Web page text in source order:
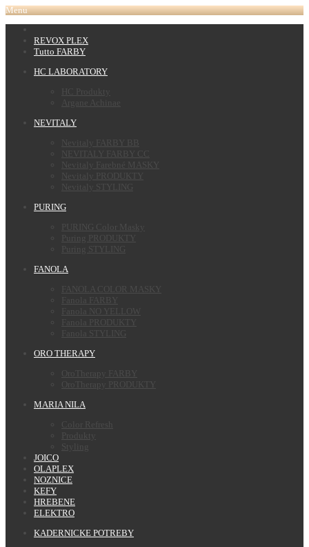
Menu
REVOX PLEX
Tutto FARBY
HC LABORATORY
HC Produkty
Argane Achinae
NEVITALY
Nevitaly FARBY BB
NEVITALY FARBY CC
Nevitaly Farebné MASKY
Nevitaly PRODUKTY
Nevitaly STYLING
PURING
PURING Color Masky
Puring PRODUKTY
Puring STYLING
FANOLA
FANOLA COLOR MASKY
Fanola FARBY
Fanola NO YELLOW
Fanola PRODUKTY
Fanola STYLING
ORO THERAPY
OroTherapy FARBY
OroTherapy PRODUKTY
MARIA NILA
Color Refresh
Produkty
Styling
JOICO
OLAPLEX
NOZNICE
KEFY
HREBENE
ELEKTRO
KADERNICKE POTREBY